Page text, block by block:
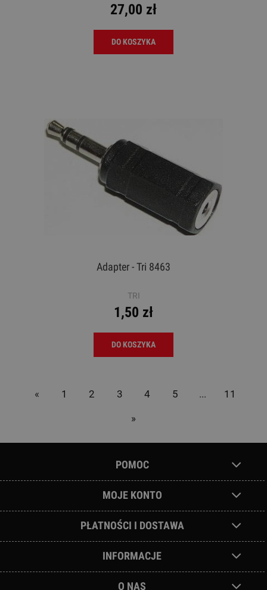
27,00 zł
DO KOSZYKA
Adapter - Tri 8463
TRI
1,50 zł
DO KOSZYKA
« 1 2 3 4 5 ... 11
»
POMOC
MOJE KONTO
PŁATNOŚCI I DOSTAWA
INFORMACJE
O NAS